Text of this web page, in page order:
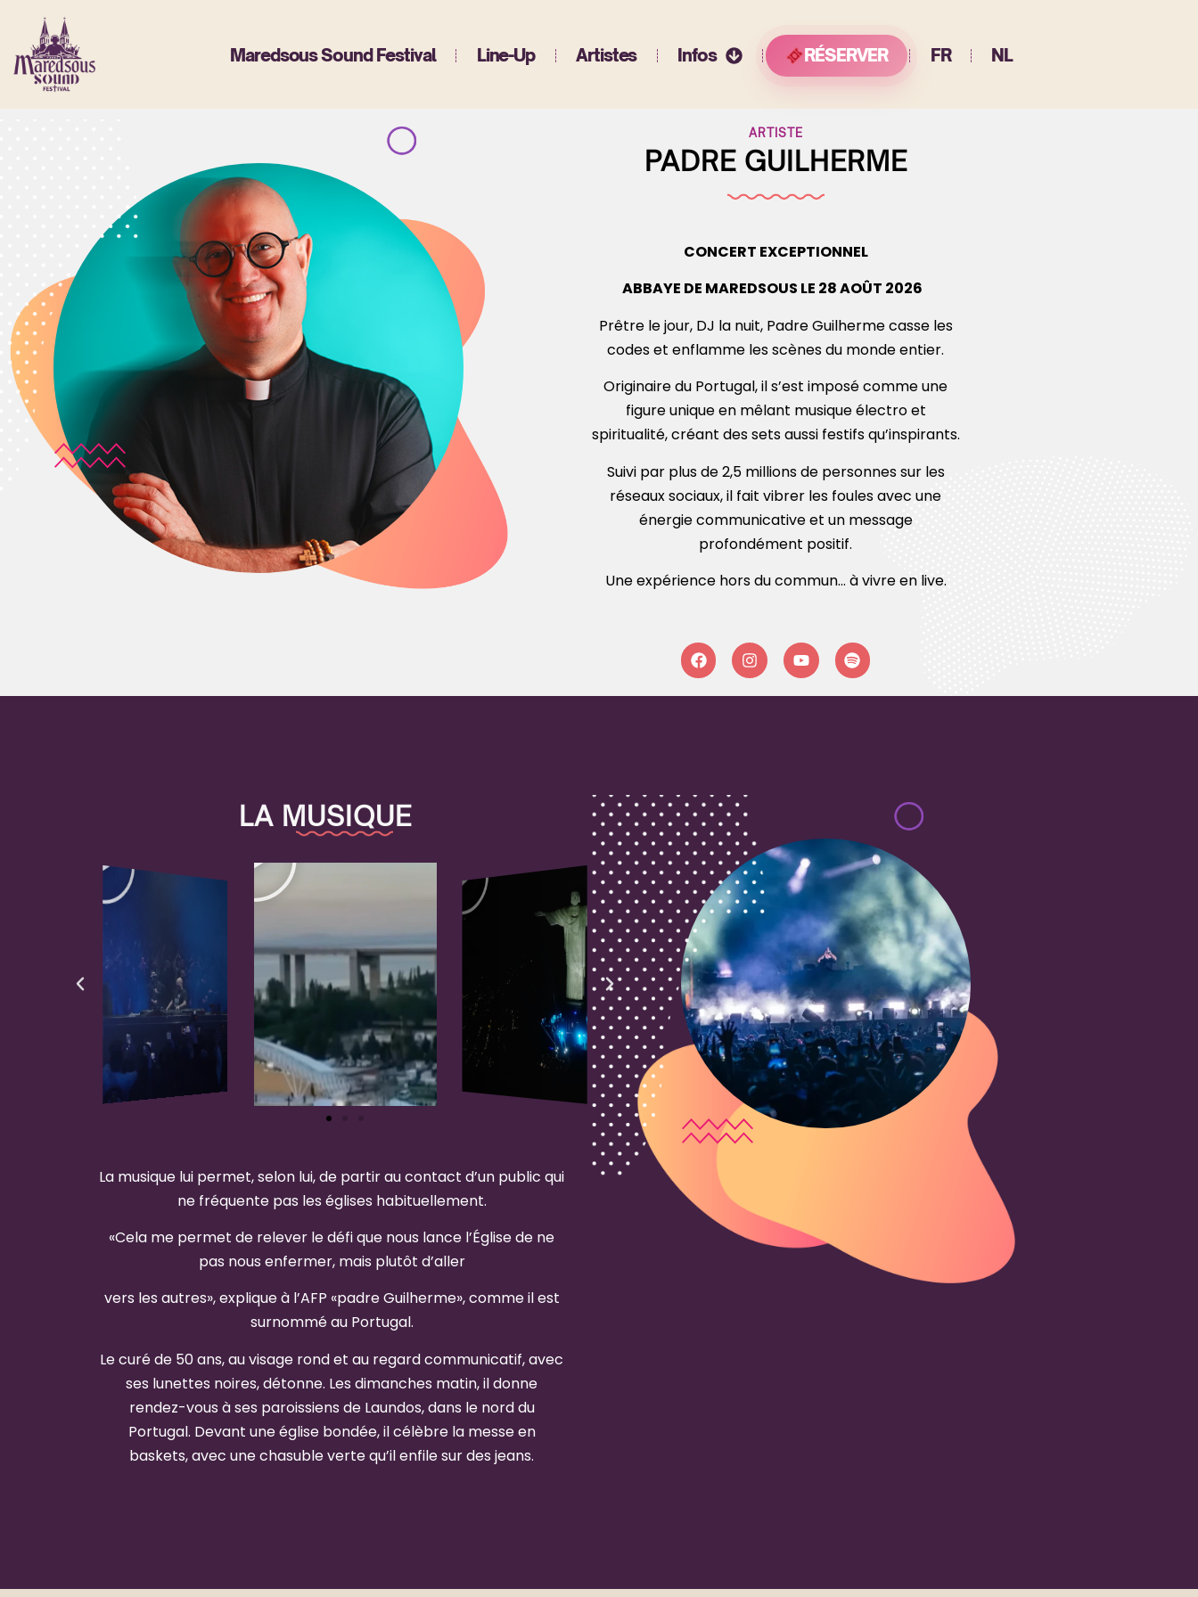
Maredsous Sound Festival Line-Up Artistes Infos RÉSERVER FR NL
ARTISTE
PADRE GUILHERME
CONCERT EXCEPTIONNEL
ABBAYE DE MAREDSOUS LE 28 AOÛT 2026
Prêtre le jour, DJ la nuit, Padre Guilherme casse les
codes et enflamme les scènes du monde entier.
Originaire du Portugal, il s’est imposé comme une
figure unique en mêlant musique électro et
spiritualité, créant des sets aussi festifs qu’inspirants.
Suivi par plus de 2,5 millions de personnes sur les
réseaux sociaux, il fait vibrer les foules avec une
énergie communicative et un message
profondément positif.
Une expérience hors du commun… à vivre en live.
LA MUSIQUE
La musique lui permet, selon lui, de partir au contact d’un public qui
ne fréquente pas les églises habituellement.
«Cela me permet de relever le défi que nous lance l’Église de ne
pas nous enfermer, mais plutôt d’aller
vers les autres», explique à l’AFP «padre Guilherme», comme il est
surnommé au Portugal.
Le curé de 50 ans, au visage rond et au regard communicatif, avec
ses lunettes noires, détonne. Les dimanches matin, il donne
rendez-vous à ses paroissiens de Laundos, dans le nord du
Portugal. Devant une église bondée, il célèbre la messe en
baskets, avec une chasuble verte qu’il enfile sur des jeans.